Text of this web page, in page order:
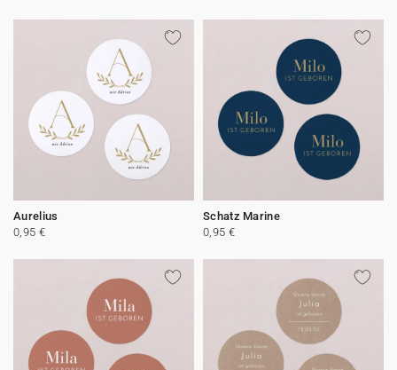
Aurelius
0,95 €
Schatz Marine
0,95 €